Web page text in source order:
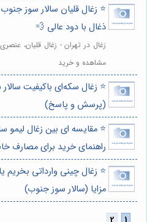
⭐️ زغال قلیان سالار سوز
ذغال با دود عالی 💨
زغال در تهران - زغال قلیان،
مشاهده و خرید
⭐️ زغال سکه‌ای باکیفیت
(پرسش و پاسخ)
⭐️ مقایسه ای بین زغال لیمو
راهنمای خرید برای مصارف
⭐️ زغال چینی وارداتی بخریم
مزایا (سالار سوز جنوب)